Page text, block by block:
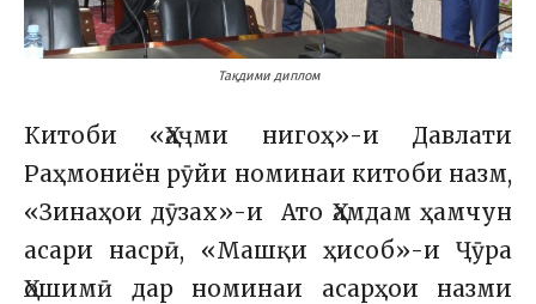
Тақдими диплом
Китоби «Ҳаҷми нигоҳ»-и Давлати
Раҳмониён рӯйи номинаи китоби назм,
«Зинаҳои дӯзах»-и Ато Ҳамдам ҳамчун
асари насрӣ, «Машқи ҳисоб»-и Ҷӯра
Ҳошимӣ дар номинаи асарҳои назми